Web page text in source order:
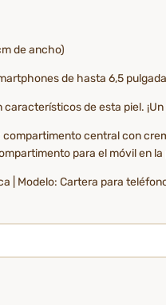
de ancho)
de hasta 6,5
de esta piel.
central con
para el móvil en
| Modelo: Cartera para